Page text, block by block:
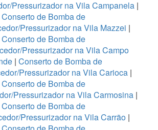
Pressurizador na Vila Campanela |
Conserto de Bomba de
Pressurizador na Vila Mazzei |
Conserto de Bomba de
Pressurizador na Vila Campo
| Conserto de Bomba de
Pressurizador na Vila Carioca|
Conserto de Bomba de
Pressurizador na Vila Carmosina|
Conserto de Bomba de
Pressurizador na Vila Carrão |